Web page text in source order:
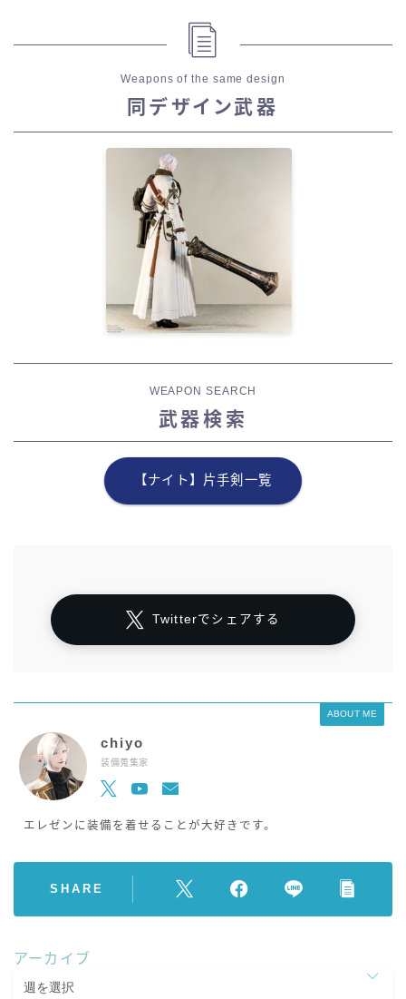
Weapons of the same design
同デザイン武器
WEAPON SEARCH
武器検索
【ナイト】片手剣一覧
Twitterでシェアする
ABOUT ME
chiyo
装備蒐集家
エレゼンに装備を着せることが大好きです。
SHARE
アーカイブ